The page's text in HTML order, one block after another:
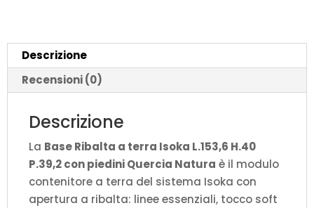
con
piedini
Quercia
Natura
quantità
Descrizione
Recensioni (0)
Descrizione
La Base Ribalta a terra Isoka L.153,6 H.40
P.39,2 con piedini Quercia Natura è il modulo
contenitore a terra del sistema Isoka con
apertura a ribalta: linee essenziali, tocco soft